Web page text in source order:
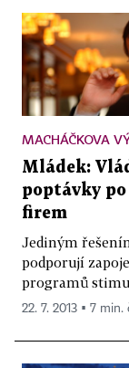
MACHÁČKOVA
Mládek:
poptávky po
firem
Jediným
podporují
programů
22. 7. 2013 ▪ 7 min.